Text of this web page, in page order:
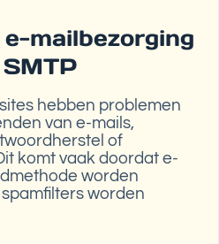
mailbezorging
hebben problemen
van e-mails,
of
komt vaak doordat e-
worden
worden